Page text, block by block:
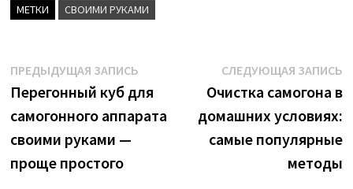
МЕТКИ СВОИМИ РУКАМИ
Навигация
по
записям
ПРЕДЫДУЩАЯ ЗАПИСЬПредыдущая
запись:
Перегонный куб для
самогонного аппарата
своими руками —
проще простого
СЛЕДУЮЩАЯ ЗАПИСЬ
Очистка самогона в
домашних условиях:
самые популярные
методы